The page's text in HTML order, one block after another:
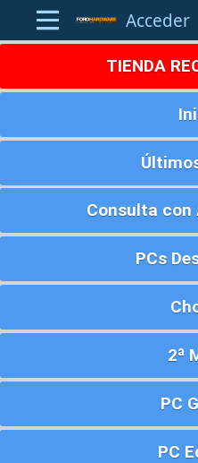
Acceder
TIENDA
Consulta con
PCs
2ª
PC
PC